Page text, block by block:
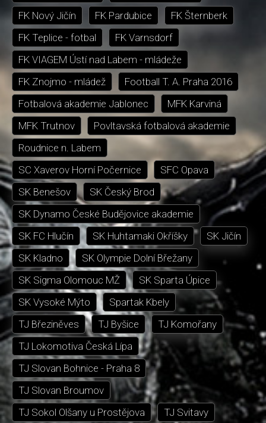
FK Nový Jičín
FK Pardubice
FK Šternberk
FK Teplice - fotbal
FK Varnsdorf
FK VIAGEM Ústí nad Labem - mládeže
FK Znojmo - mládež
Football T. A. Praha 2016
Fotbalová akademie Jablonec
MFK Karviná
MFK Trutnov
Povltavská fotbalová akademie
Roudnice n. Labem
SC Xaverov Horní Počernice
SFC Opava
SK Benešov
SK Český Brod
SK Dynamo České Budějovice akademie
SK FC Hlučín
SK Huhtamaki Okříšky
SK Jičín
SK Kladno
SK Olympie Dolní Břežany
SK Sigma Olomouc MŽ
SK Sparta Úpice
SK Vysoké Mýto
Spartak Kbely
TJ Březiněves
TJ Byšice
TJ Komořany
TJ Lokomotiva Česká Lípa
TJ Slovan Bohnice - Praha 8
TJ Slovan Broumov
TJ Sokol Olšany u Prostějova
TJ Svitavy